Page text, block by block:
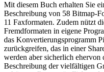
Mit diesem Buch erhalten Sie
Beschreibung von 58 Bitmap-
11 Faxformaten. Zudem nützt
Fremdformaten in eigene
das Konvertierungsprogramm
zurückgreifen, das in einer
werden aber sicherlich
Beschreibung der vielfältigen